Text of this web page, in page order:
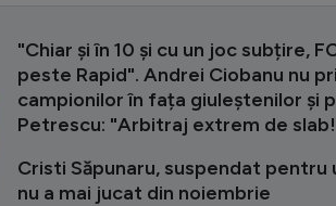
"Chiar și în 10 și cu un joc subțire,
peste Rapid". Andrei Ciobanu nu
campionilor în fața giuleștenilor și
Petrescu: "Arbitraj extrem de
Cristi Săpunaru, suspendat pentru
nu a mai jucat din noiembrie